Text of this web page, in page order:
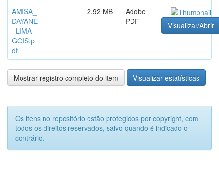
AMISA_
DAYANE
_LIMA_
GOIS.p
df
2,92 MB
Adobe
PDF
Visualizar/Abrir
Mostrar registro completo do item Visualizar estatísticas
Os itens no repositório estão protegidos por copyright, com
todos os direitos reservados, salvo quando é indicado o
contrário.